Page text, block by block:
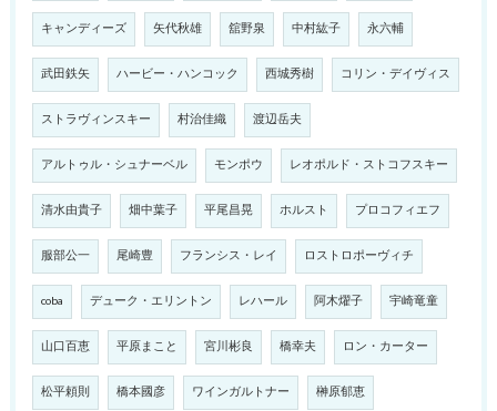
キャンディーズ 矢代秋雄 舘野泉 中村紘子 永六輔
武田鉄矢 ハービー・ハンコック 西城秀樹 コリン・デイヴィス
ストラヴィンスキー 村治佳織 渡辺岳夫
アルトゥル・シュナーベル モンポウ レオポルド・ストコフスキー
清水由貴子 畑中葉子 平尾昌晃 ホルスト プロコフィエフ
服部公一 尾崎豊 フランシス・レイ ロストロポーヴィチ
coba デューク・エリントン レハール 阿木燿子 宇崎竜童
山口百恵 平原まこと 宮川彬良 橋幸夫 ロン・カーター
松平頼則 橋本國彦 ワインガルトナー 榊原郁恵